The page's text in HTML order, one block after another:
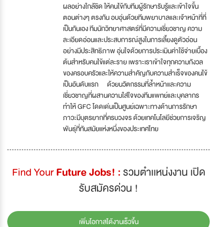
ผลอย่างใกล้ชิด ให้คนไข้กับทีมผู้รักษารับรู้และเข้าใจขั้น
ตอนต่างๆ ตรงกัน อบอุ่นด้วยทีมพยาบาลและเจ้าหน้าที่ที่
เป็นกันเอง ทีมนักวิทยาศาสตร์ที่มีความเชี่ยวชาญ ความ
ละเอียดอ่อนและประสบการณ์สูงในการเลี้ยงดูตัวอ่อน
อย่างมีประสิทธิภาพ อุ่นใจด้วยการประเมินค่าใช้จ่ายเบื้อง
ต้นสำหรับคนไข้แต่ละราย เพราะเราเข้าใจทุกความกังวล
ของครอบครัวและให้ความสำคัญกับความสำเร็จของคนไข้
เป็นอันดับแรก ด้วยนวัตกรรมที่ล้ำหน้าและความ
เชี่ยวชาญที่ผสานความใส่ใจของทีมแพทย์และบุคลากร
ทำให้ GFC โดดเด่นเป็นศูนย์เฉพาะทางด้านการรักษา
ภาวะมีบุตรยากที่ครบวงจร ด้วยเทคโนโลยีช่วยการเจริญ
พันธุ์ที่ทันสมัยแห่งหนึ่งของประเทศไทย
Find YourFuture Jobs! :รวมตำเเหน่งงาน เปิด
รับสมัครด่วน !
เพิ่มโอกาสได้งานเร็วขึ้น